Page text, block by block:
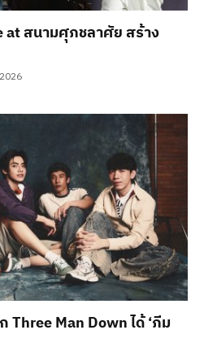
at สนามศุภชลาศัย สร้าง
Three Man Down ได้ ‘ภีม